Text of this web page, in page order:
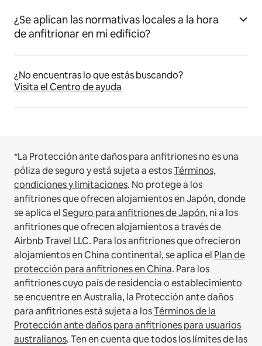
¿Se aplican las normativas locales a la hora
de anfitrionar en mi edificio?
¿No encuentras lo que estás buscando?
Visita el Centro de ayuda
*La Protección ante daños para anfitriones no es una
póliza de seguro y está sujeta a estosTérminos,
condiciones y limitaciones. No protege a los
anfitriones que ofrecen alojamientos en Japón, donde
se aplica elSeguro para anfitriones de Japón, ni a los
anfitriones que ofrecen alojamientos a través de
Airbnb Travel LLC. Para los anfitriones que ofrecieron
alojamientos en China continental, se aplica el Plan de
protección para anfitriones en China. Para los
anfitriones cuyo país de residencia o establecimiento
se encuentre en Australia, la Protección ante daños
para anfitriones está sujeta a losTérminos de la
Protección ante daños para anfitriones para usuarios
australianos. Ten en cuenta que todos los límites de las